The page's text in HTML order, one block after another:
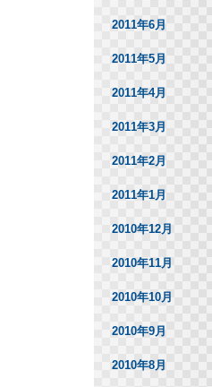
2011年6月
2011年5月
2011年4月
2011年3月
2011年2月
2011年1月
2010年12月
2010年11月
2010年10月
2010年9月
2010年8月